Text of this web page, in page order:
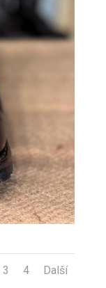
3 4 Další